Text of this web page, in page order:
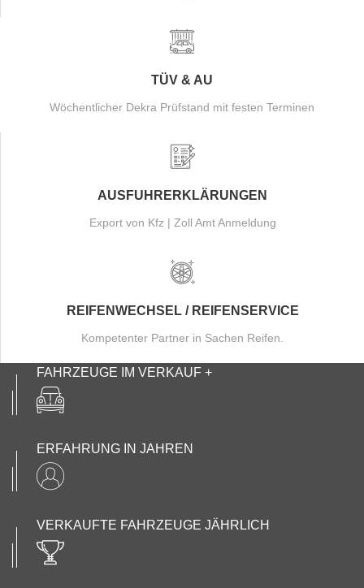
TÜV & AU
Wöchentlicher Dekra Prüfstand mit festen Terminen
AUSFUHRERKLÄRUNGEN
Export von Kfz | Zoll Amt Anmeldung
REIFENWECHSEL / REIFENSERVICE
Kompetenter Partner in Sachen Reifen.
FAHRZEUGE IM VERKAUF +
ERFAHRUNG IN JAHREN
VERKAUFTE FAHRZEUGE JÄHRLICH